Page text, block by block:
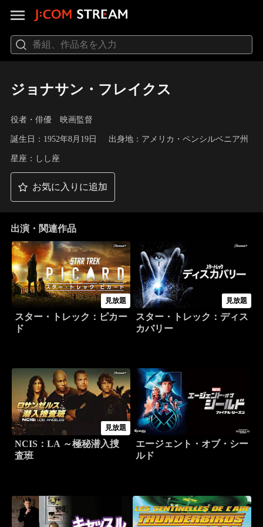
ジョナサン・フレイクス
役者・俳優 映画監督
誕生日：1952年8月19日 出身地：アメリカ・ペンシルベニア州
星座：しし座
お気に入りに追加
出演・関連作品
見放題
スター・トレック：ピカー
ド
見放題
スター・トレック：ディス
カバリー
見放題
NCIS：LA ～極秘潜入捜
査班
エージェント・オブ・シー
ルド